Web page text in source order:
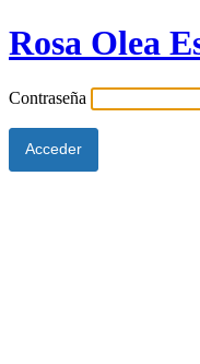
Rosa Olea
Contraseña